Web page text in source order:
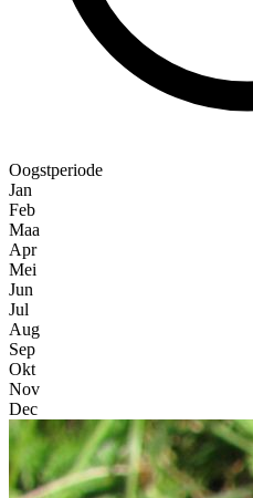
Oogstperiode
Jan
Feb
Maa
Apr
Mei
Jun
Jul
Aug
Sep
Okt
Nov
Dec